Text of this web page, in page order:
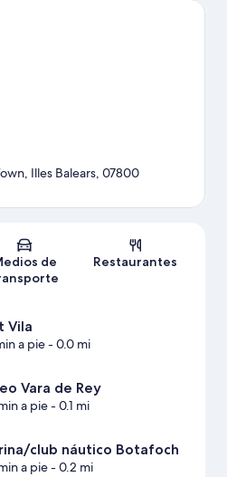
vale la pena conocer Parque Gran
Sección del mapa
Illes Balears, 07800
de
Restaurantes
Vila
a pie- 0.0 mi
Vara de Rey
a pie- 0.1 mi
club náutico Botafoch
a pie- 0.2 mi